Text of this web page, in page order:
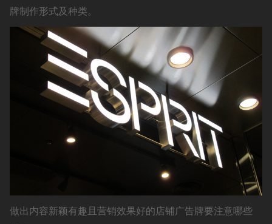
牌制作形式及种类。
做出内容新颖有趣且营销效果好的店铺广告牌要注意哪些